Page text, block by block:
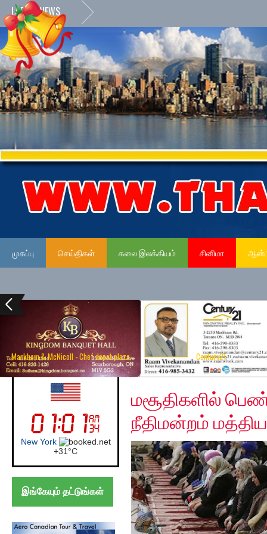
LATEST NEWS
முகப்பு செய்திகள் கலை இலக்கியம் சினிமா
Markham & McNicoll - Chef depot plaza Century21
UK (London)
London
+27°C
இங்கேயும் தட்டுங்கள்
Wednesday, April 17,
மசூதிகளில்
நீதிமன்றம்